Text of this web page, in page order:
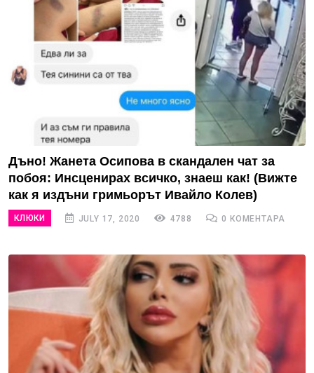
Дъно! Жанета Осипова в скандален чат за
побоя: Инсценирах всичко, знаеш как! (Вижте
как я издъни гримьорът Ивайло Колев)
КЛЮКИ JULY 17, 2020 4788 0 КОМЕНТАРА